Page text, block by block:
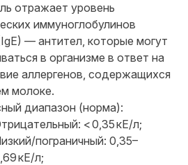
отражает уровень
иммуноглобулинов
— антител, которые могут
в организме в ответ на
аллергенов, содержащихся
молоке.
диапазон (норма):
< 0,35 кЕ/л;
пограничный: 0,35–
кЕ/л;